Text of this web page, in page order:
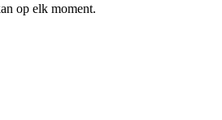
op elk moment.